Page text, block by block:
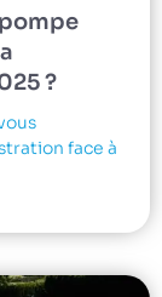
?
face à